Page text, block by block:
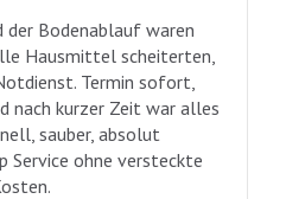
der Bodenablauf waren
Hausmittel scheiterten,
Termin sofort,
nach kurzer Zeit war alles
sauber, absolut
Service ohne versteckte